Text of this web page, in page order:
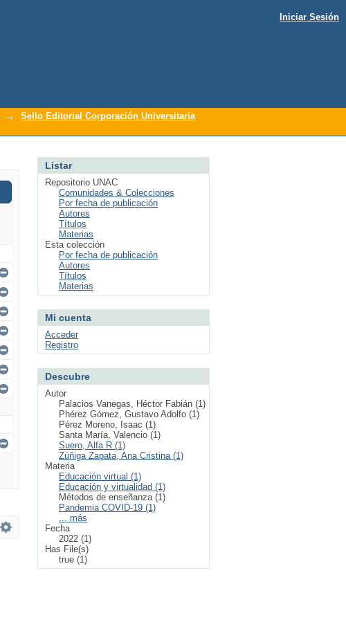
Iniciar Sesión
→
Sello Editorial Corporación Universitaria
Listar
Repositorio UNAC
Comunidades & Colecciones
Por fecha de publicación
Autores
Títulos
Materias
Esta colección
Por fecha de publicación
Autores
Títulos
Materias
Mi cuenta
Acceder
Registro
Descubre
Autor
Palacios Vanegas, Héctor Fabián (1)
Phérez Gómez, Gustavo Adolfo (1)
Pérez Moreno, Isaac (1)
Santa María, Valencio (1)
Suero, Alfa R (1)
Zúñiga Zapata, Ana Cristina (1)
Materia
Educación virtual (1)
Educación y virtualidad (1)
Métodos de enseñanza (1)
Pandemia COVID-19 (1)
... más
Fecha
2022 (1)
Has File(s)
true (1)